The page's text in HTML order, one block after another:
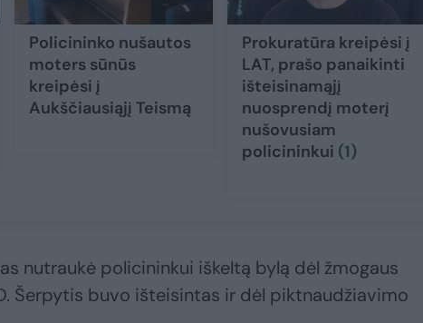
Policininko nušautos
moters sūnūs
kreipėsi į
Aukščiausiąjį Teismą
Prokuratūra kreipėsi į
LAT, prašo panaikinti
išteisinamąjį
nuosprendį moterį
nušovusiam
policininkui (1)
nutraukė policininkui iškeltą bylą dėl žmogaus
Šerpytis buvo išteisintas ir dėl piktnaudžiavimo